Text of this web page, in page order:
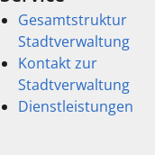
Gesamtstruktur
Stadtverwaltung
Kontakt zur
Stadtverwaltung
Dienstleistungen